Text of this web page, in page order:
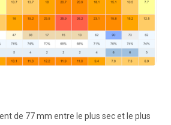
de 77 mm entre le plus sec et le plus